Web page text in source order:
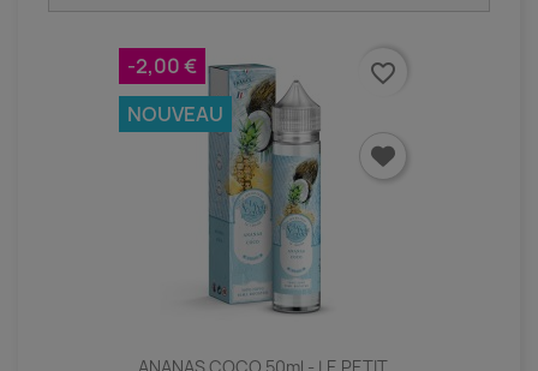
-2,00 €
NOUVEAU
favorite_border